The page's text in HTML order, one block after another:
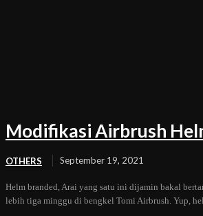
Modifikasi Airbrush
OTHERS September 19, 2021
Helm branded, Arai yang satu ini dijamin bakal
lebih tiga minggu di bengkel Tomi Airbrush. Yup,